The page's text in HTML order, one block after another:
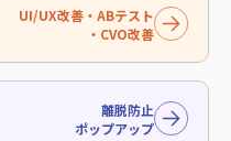
UI/UX改善・ABテスト
・CVO改善
離脱防止
ポップアップ